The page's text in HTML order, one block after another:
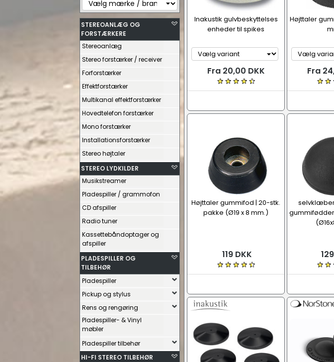
STEREOANLÆG OG
FORSTÆRKERE
Stereoanlæg
Stereo forstærker / receiver
Forforstærker
Effektforstærker
Multikanal effektforstærker
Hovedtelefon forstærker
Mono forstærker
Installationsforstærker
Stereo højtaler
STEREO LYDKILDER
Musikstreamer
Pladespiller / grammofon
CD afspiller
Radio tuner
Kassettebåndoptager og
afspiller
PLADESPILLER OG
TILBEHØR
Pladespiller
Pickup og stylus
Rens og rengøring
Pladespiller- & Vinyl
møbler
Pladespiller tilbehør
HI-FI STEREO TILBEHØR
Inakustik gulvbeskyttelses
enheder til spikes
Fra 20,00 DKK
Højttaler
Fra
Højttaler gummifod | 20-stk.
pakke (Ø19 x 8 mm.)
119 DKK